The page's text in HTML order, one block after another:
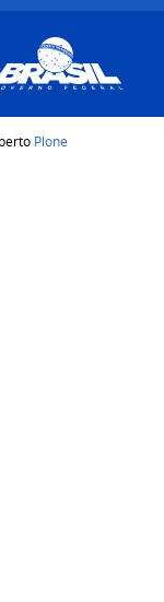
Plone